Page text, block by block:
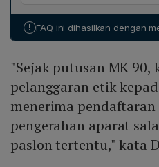
tidak, sehingga keputusan
! FAQ ini dihasilkan dengan
"Sejak putusan MK
pelanggaran etik
menerima pendaftaran
pengerahan aparat
paslon tertentu," kata